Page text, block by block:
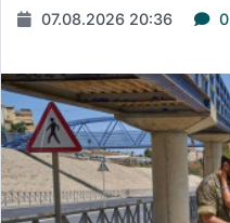
07.08.2026 20:36 0